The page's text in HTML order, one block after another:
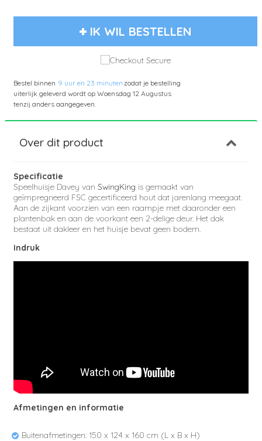
IK WIL BESTELLEN
Bestel binnen 9 uur en 23 minutenzodat je bestelling
uiterlijk geleverd wordt op Woensdag 12 Augustus
tenzij anders aangegeven.
Over dit product
Specificatie
Speelhuisje Davey van SwingKing is gemaakt van
geïmpregneerd FSC gecertificeerd hout dat jarenlang meegaat.
Aan de zijkant voorzien van een raampje met daaronder een
plantenbak en aan de voorkant een 2-delige deur. Het dak
bestaat uit dakleer en het huisje bevat geen bodem.
Indruk
Afmetingen en informatie
Buitenafmetingen: 150 x 124 x 160 cm (L x B x H)